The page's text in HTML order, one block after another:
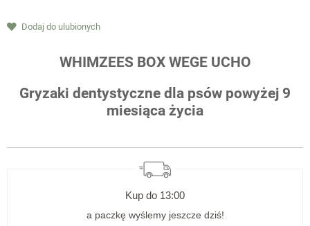
Dodaj do ulubionych
WHIMZEES BOX WEGE UCHO
Gryzaki dentystyczne dla psów powyżej 9
miesiąca życia
Kup do 13:00
a paczkę wyślemy jeszcze dziś!